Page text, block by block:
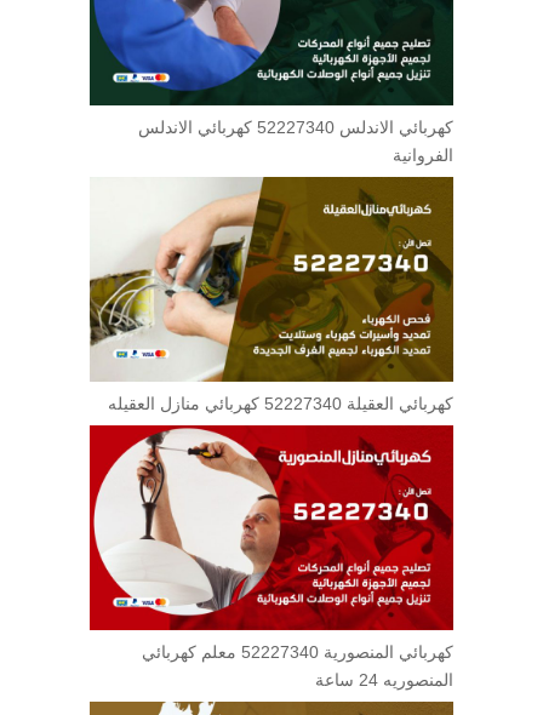
كهربائي الاندلس 52227340 كهربائي الاندلس
الفروانية
كهربائي العقيلة 52227340 كهربائي منازل العقيله
كهربائي المنصورية 52227340 معلم كهربائي
المنصوريه 24 ساعة